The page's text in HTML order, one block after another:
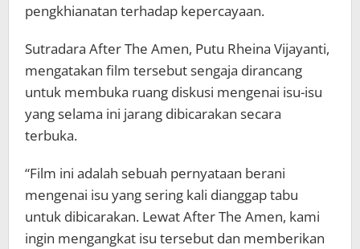
pengkhianatan terhadap kepercayaan.
Sutradara After The Amen, Putu Rheina Vijayanti,
mengatakan film tersebut sengaja dirancang
untuk membuka ruang diskusi mengenai isu-isu
yang selama ini jarang dibicarakan secara
terbuka.
“Film ini adalah sebuah pernyataan berani
mengenai isu yang sering kali dianggap tabu
untuk dibicarakan. Lewat After The Amen, kami
ingin mengangkat isu tersebut dan memberikan